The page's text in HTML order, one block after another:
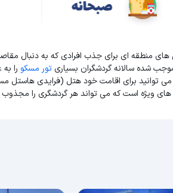
های منطقه ای برای جذب افرادی که به دنبال
شده سالانه گردشگران بسیاریتور مسکو را
توانید برای اقامت خود هتل (فرایدی هاستل
ویژه است که می تواند هر گردشگری را مجذوب